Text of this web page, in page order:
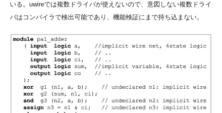
いる。uwireでは複数ドライバが使えないので、意図しない複数ドライ
バはコンパイラで検出可能であり、機能検証にまで持ち込まない。